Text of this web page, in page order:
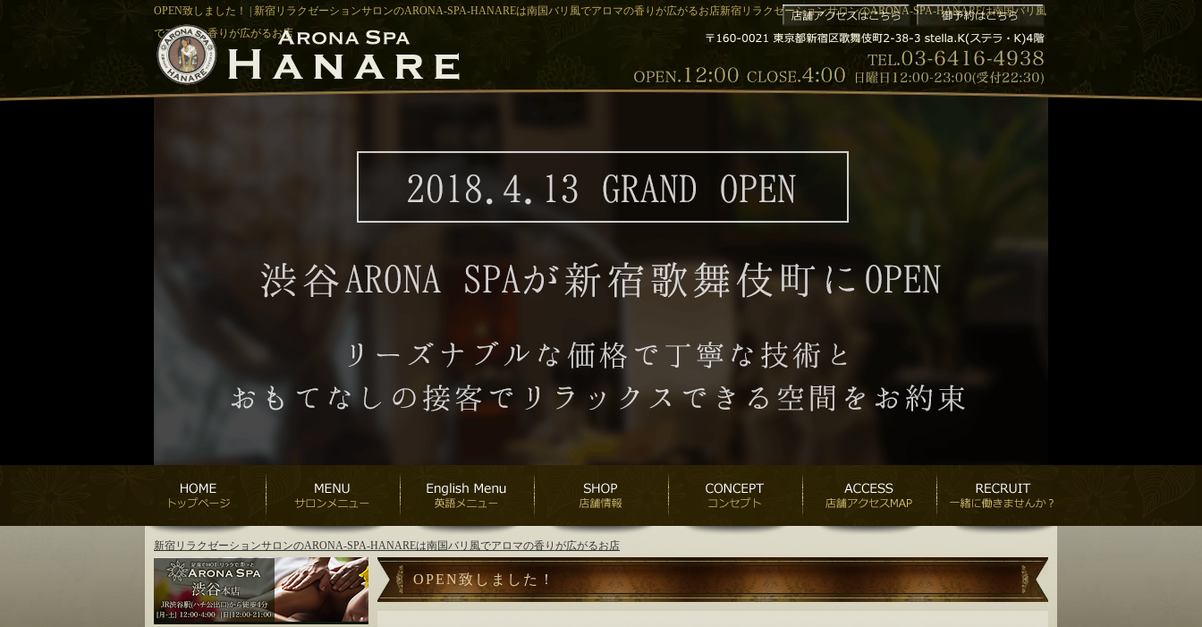
OPEN致しました！ | 新宿リラクゼーションサロンのARONA-SPA-HANAREは南国バリ風でアロマの香りが広がるお店新宿リラクゼーションサロンのARONA-SPA-HANAREは南国バリ風
でアロマの香りが広がるお店
新宿リラクゼーションサロンのARONA-SPA-HANAREは南国バリ風でアロマの香りが広がるお店
OPEN致しました！